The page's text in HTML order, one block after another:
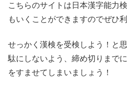
こちらのサイトは日本漢字能力
もいくことができますのでぜひ
せっかく漢検を受検しよう！と
駄にしないよう、締め切りまで
をすませてしまいましょう！